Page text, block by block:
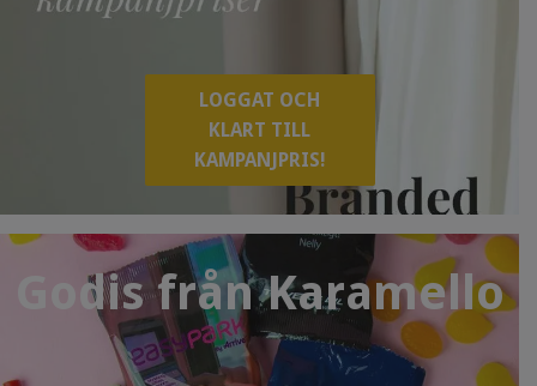
LOGGAT OCH
KLART TILL
KAMPANJPRIS!
Godis från Karamello